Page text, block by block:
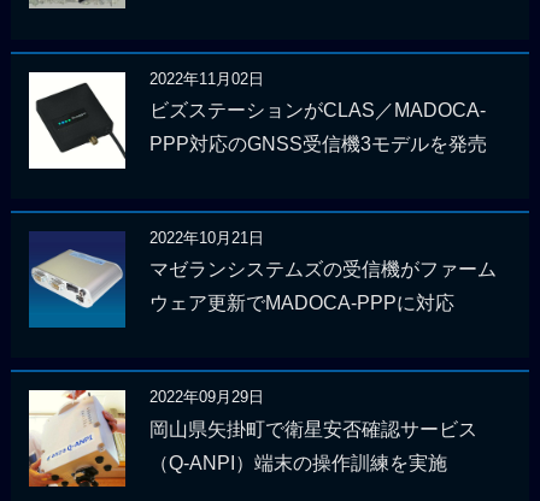
2022年11月02日
ビズステーションがCLAS／MADOCA-
PPP対応のGNSS受信機3モデルを発売
2022年10月21日
マゼランシステムズの受信機がファーム
ウェア更新でMADOCA-PPPに対応
2022年09月29日
岡山県矢掛町で衛星安否確認サービス
（Q-ANPI）端末の操作訓練を実施